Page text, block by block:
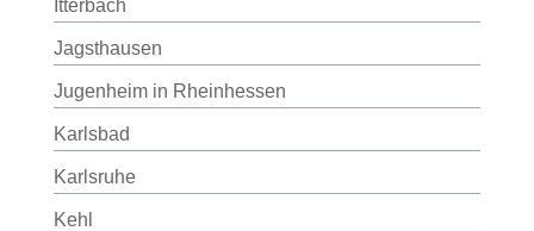
Itterbach
Jagsthausen
Jugenheim in Rheinhessen
Karlsbad
Karlsruhe
Kehl